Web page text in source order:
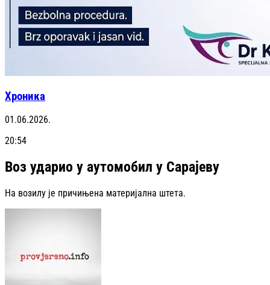
Хроника
01.06.2026.
20:54
Воз ударио у аутомобил у Сарајеву
На возилу је причињена материјална штета.